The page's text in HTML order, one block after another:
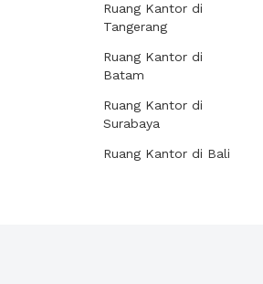
Ruang Kantor di
Tangerang
Ruang Kantor di
Batam
Ruang Kantor di
Surabaya
Ruang Kantor di Bali